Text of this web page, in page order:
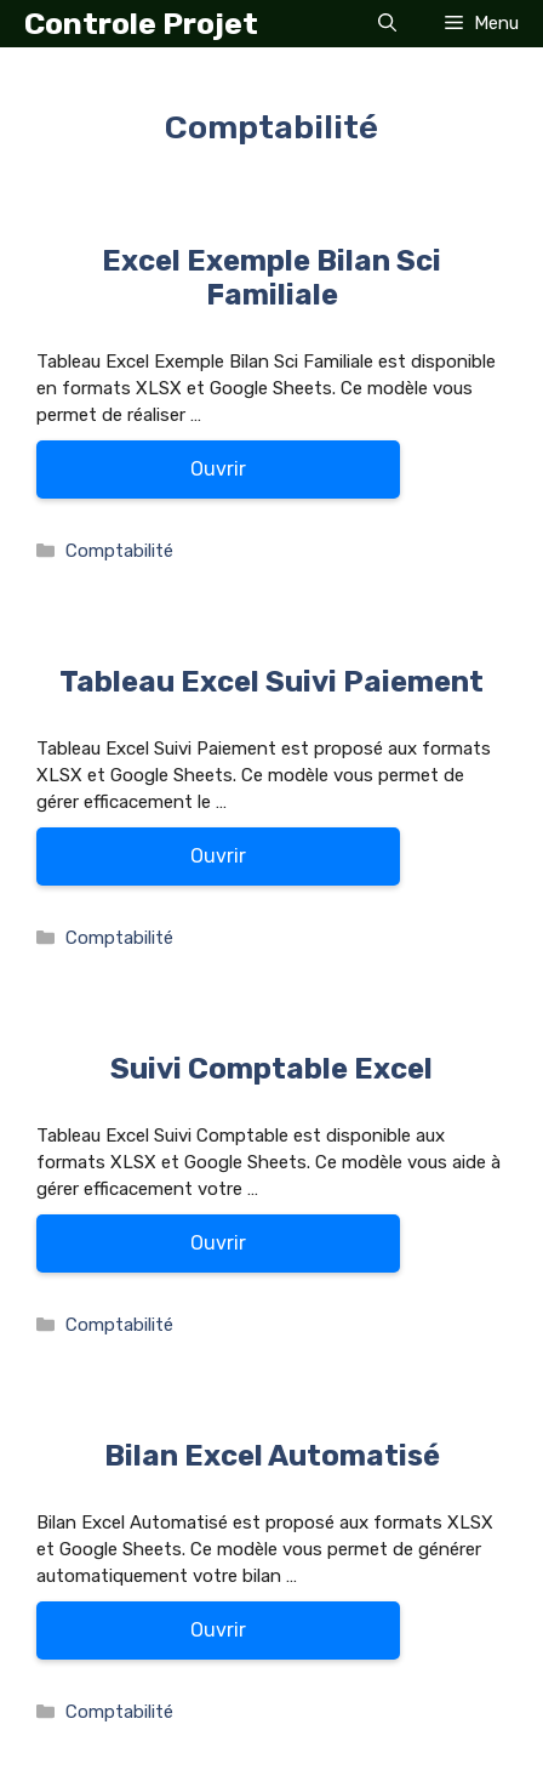
AllerControle Projet Menu
Comptabilité
Excel Exemple Bilan Sci
Familiale
Tableau Excel Exemple Bilan Sci Familiale est disponible
en formats XLSX et Google Sheets. Ce modèle vous
permet de réaliser …
Ouvrir
Catégories
Comptabilité
Tableau Excel Suivi Paiement
Tableau Excel Suivi Paiement est proposé aux formats
XLSX et Google Sheets. Ce modèle vous permet de
gérer efficacement le …
Ouvrir
Catégories
Comptabilité
Suivi Comptable Excel
Tableau Excel Suivi Comptable est disponible aux
formats XLSX et Google Sheets. Ce modèle vous aide à
gérer efficacement votre …
Ouvrir
Catégories
Comptabilité
Bilan Excel Automatisé
Bilan Excel Automatisé est proposé aux formats XLSX
et Google Sheets. Ce modèle vous permet de générer
automatiquement votre bilan …
Ouvrir
Catégories
Comptabilité